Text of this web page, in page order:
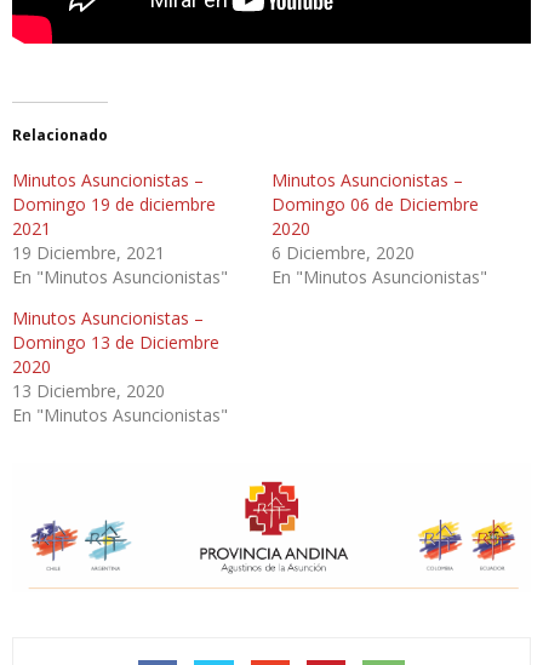
Relacionado
Minutos Asuncionistas –
Domingo 19 de diciembre
2021
19 Diciembre, 2021
En "Minutos Asuncionistas"
Minutos Asuncionistas –
Domingo 06 de Diciembre
2020
6 Diciembre, 2020
En "Minutos Asuncionistas"
Minutos Asuncionistas –
Domingo 13 de Diciembre
2020
13 Diciembre, 2020
En "Minutos Asuncionistas"